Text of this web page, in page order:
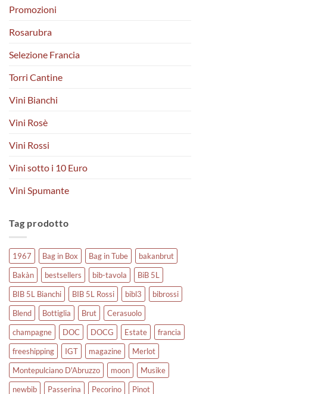
Promozioni
Rosarubra
Selezione Francia
Torri Cantine
Vini Bianchi
Vini Rosè
Vini Rossi
Vini sotto i 10 Euro
Vini Spumante
Tag prodotto
1967 Bag in Box Bag in Tube
bakanbrut
Bakàn
bestsellers bib-tavola
BiB 5L
BIB 5L Bianchi
BIB 5L Rossi bibl3
bibrossi
Blend
Bottiglia Brut
Cerasuolo
champagne
DOC DOCG Estate
francia
freeshipping
IGT magazine
Merlot
Montepulciano D'Abruzzo
moon
Musike
newbib
Passerina Pecorino
Pinot